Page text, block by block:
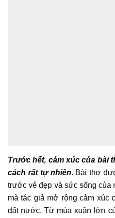
Trước hết, cảm xúc của bài
cách rất tự nhiên. Bài thơ
trước vẻ đẹp và sức sống của
mà tác giả mở rộng cảm xúc
đất nước. Từ mùa xuân lớn